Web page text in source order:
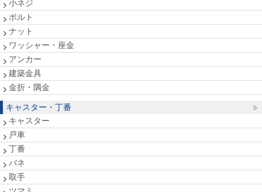
小ネジ
ボルト
ナット
ワッシャー・座金
アンカー
建築金具
金折・隅金
キャスター・丁番
キャスター
戸車
丁番
バネ
取手